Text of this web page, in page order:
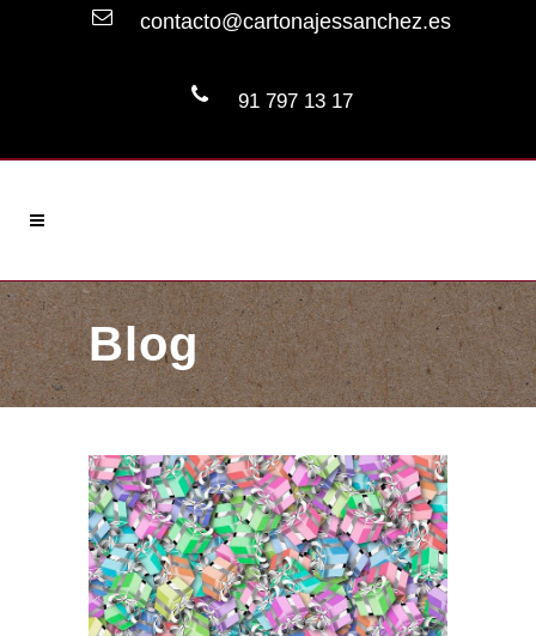
contacto@cartonajessanchez.es
91 797 13 17
Blog